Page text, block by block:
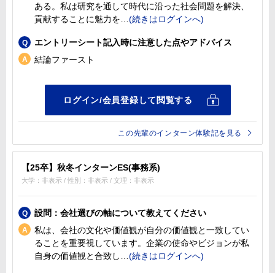
ある。私は研究を通して時代に沿った社会問題を解決、
貢献することに魅力を
エントリーシート記入時に注意した点やアドバイス
結論ファースト
この先輩のインターン体験記を見る
【25卒】秋冬インターンES(事務系)
大学：非表示 / 性別：非表示 / 文理：非表示
設問：会社選びの軸について教えてください
私は、会社の文化や価値観が自分の価値観と一致してい
ることを重要視しています。企業の使命やビジョンが私
自身の価値観と合致し